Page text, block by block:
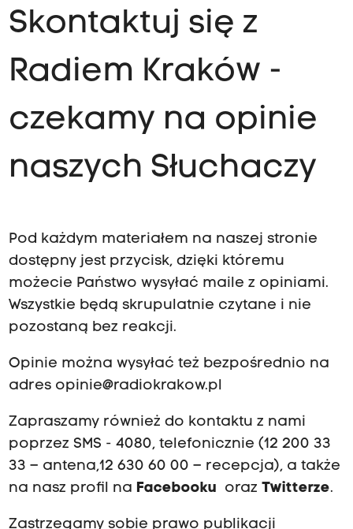
Skontaktuj się z
Radiem Kraków -
czekamy na opinie
naszych Słuchaczy
Pod każdym materiałem na naszej stronie
dostępny jest przycisk, dzięki któremu
możecie Państwo wysyłać maile z opiniami.
Wszystkie będą skrupulatnie czytane i nie
pozostaną bez reakcji.
Opinie można wysyłać też bezpośrednio na
adres opinie@radiokrakow.pl
Zapraszamy również do kontaktu z nami
poprzez SMS - 4080, telefonicznie (12 200 33
33 – antena,12 630 60 00 – recepcja), a także
na nasz profil na Facebooku oraz Twitterze.
Zastrzegamy sobie prawo publikacji